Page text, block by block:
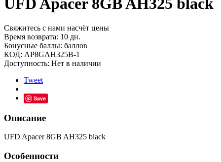
UFD Apacer 8GB AH325 black
Свяжитесь с нами насчёт цены
Время возврата: 10 дн.
Бонусные баллы: баллов
КОД: AP8GAH325B-1
Доступность: Нет в наличии
Tweet
Save
Описание
UFD Apacer 8GB AH325 black
Особенности